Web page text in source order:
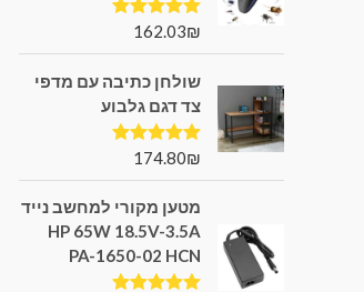
דורג5.00
162.03₪
שולחן כתיבה עם מדפי
צד דגם גלבוע
דורג5.00
174.80₪
מטען מקורי למחשב נייד
HP 65W 18.5V-3.5A
PA-1650-02 HCN